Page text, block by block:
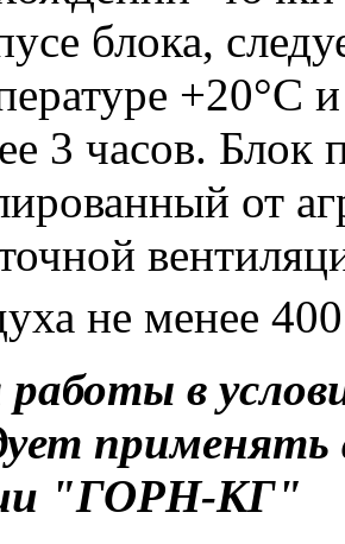
блока,
+20°С
3 часов. Блок
от
не менее
в
"ГОРН-КГ"